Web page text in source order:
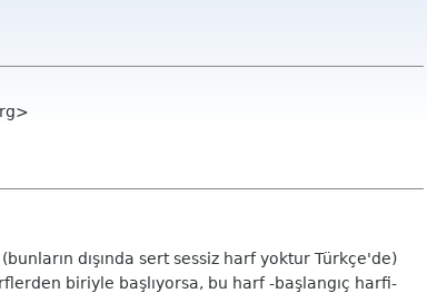
dışında sert sessiz harf yoktur Türkçe'de)
biriyle başlıyorsa, bu harf -başlangıç harfi-